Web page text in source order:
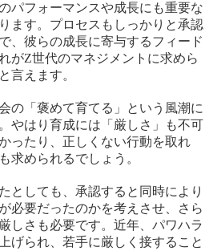
パフォーマンスや成長にも重要な
ます。プロセスもしっかりと承認
、彼らの成長に寄与するフィード
がZ世代のマネジメントに求めら
言えます。
の「褒めて育てる」という風潮に
やはり育成には「厳しさ」も不可
ったり、正しくない行動を取れ
求められるでしょう。
としても、承認すると同時により
必要だったのかを考えさせ、さら
しさも必要です。近年、パワハラ
げられ、若手に厳しく接すること